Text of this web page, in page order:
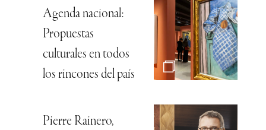
Agenda nacional:
Propuestas
culturales en todos
los rincones del país
Pierre Rainero,